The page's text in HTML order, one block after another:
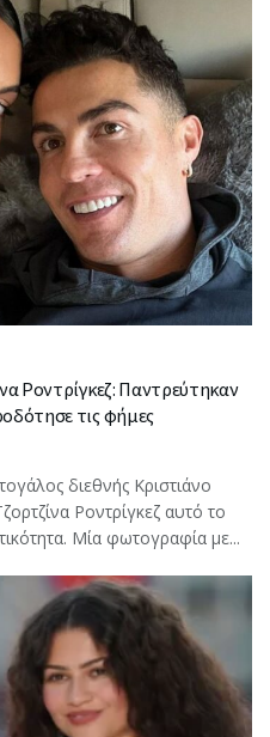
Ροντρίγκεζ: Παντρεύτηκαν
τις φήμες
διεθνής Κριστιάνο
Ροντρίγκεζ αυτό το
Μία φωτογραφία με...